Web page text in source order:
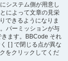
システム側が用意し
によって文章の見栄
できるようになりま
パーミッションが与
ます。BBCode それ
[ ] で閉じる点が異な
をクリックしてくだ